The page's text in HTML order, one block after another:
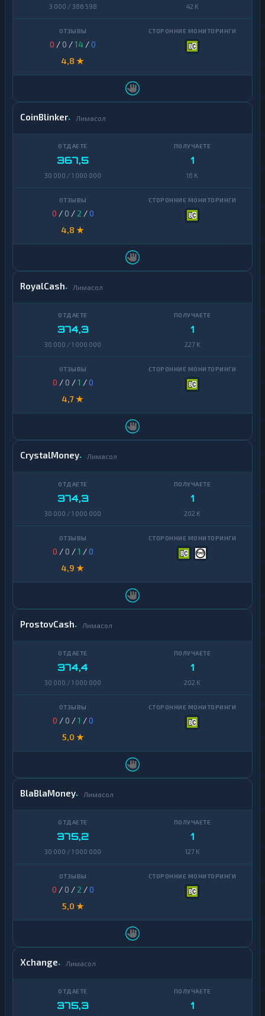
3 000 / 386 598 42 K
0 / 0 /14 /0
4,8 ★
CoinBlinker Лимасол
367,5
30 000 / 1 000 000
1
16 K
0 / 0 / 2 /0
4,8 ★
RoyalCash Лимасол
374,3
30 000 / 1 000 000
1
227 K
0 / 0 /1 /0
4,7 ★
CrystalMoney Лимасол
374,3
30 000 / 1 000 000
1
202 K
0 / 0 /1 /0
4,9 ★
ProstovCash Лимасол
374,4
30 000 / 1 000 000
1
202 K
0 / 0 /1 /0
5,0 ★
BlaBlaMoney Лимасол
375,2
30 000 / 1 000 000
1
127 K
0 / 0 / 2 /0
5,0 ★
Xchange Лимасол
375,3 1